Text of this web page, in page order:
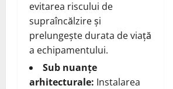
evitarea riscului de
supraîncălzire și
prelungește durata de viață
a echipamentului.
Sub nuanțe
arhitecturale: Instalarea